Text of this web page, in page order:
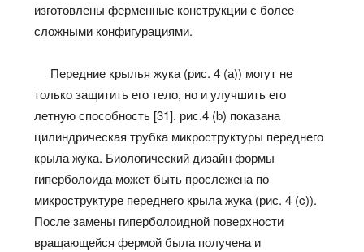
изготовлены ферменные конструкции с более
сложными конфигурациями.
Передние крылья жука (рис. 4 (а)) могут не
только защитить его тело, но и улучшить его
летную способность [31]. рис.4 (b) показана
цилиндрическая трубка микроструктуры переднего
крыла жука. Биологический дизайн формы
гиперболоида может быть прослежена по
микроструктуре переднего крыла жука (рис. 4 (c)).
После замены гиперболоидной поверхности
вращающейся фермой была получена и